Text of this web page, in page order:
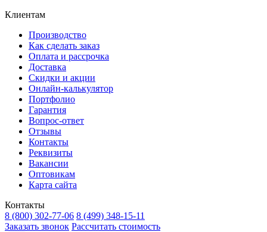
Клиентам
Производство
Как сделать заказ
Оплата и рассрочка
Доставка
Скидки и акции
Онлайн-калькулятор
Портфолио
Гарантия
Вопрос-ответ
Отзывы
Контакты
Реквизиты
Вакансии
Оптовикам
Карта сайта
Контакты
8 (800) 302-77-06 8 (499) 348-15-11
Заказать звонок Рассчитать стоимость